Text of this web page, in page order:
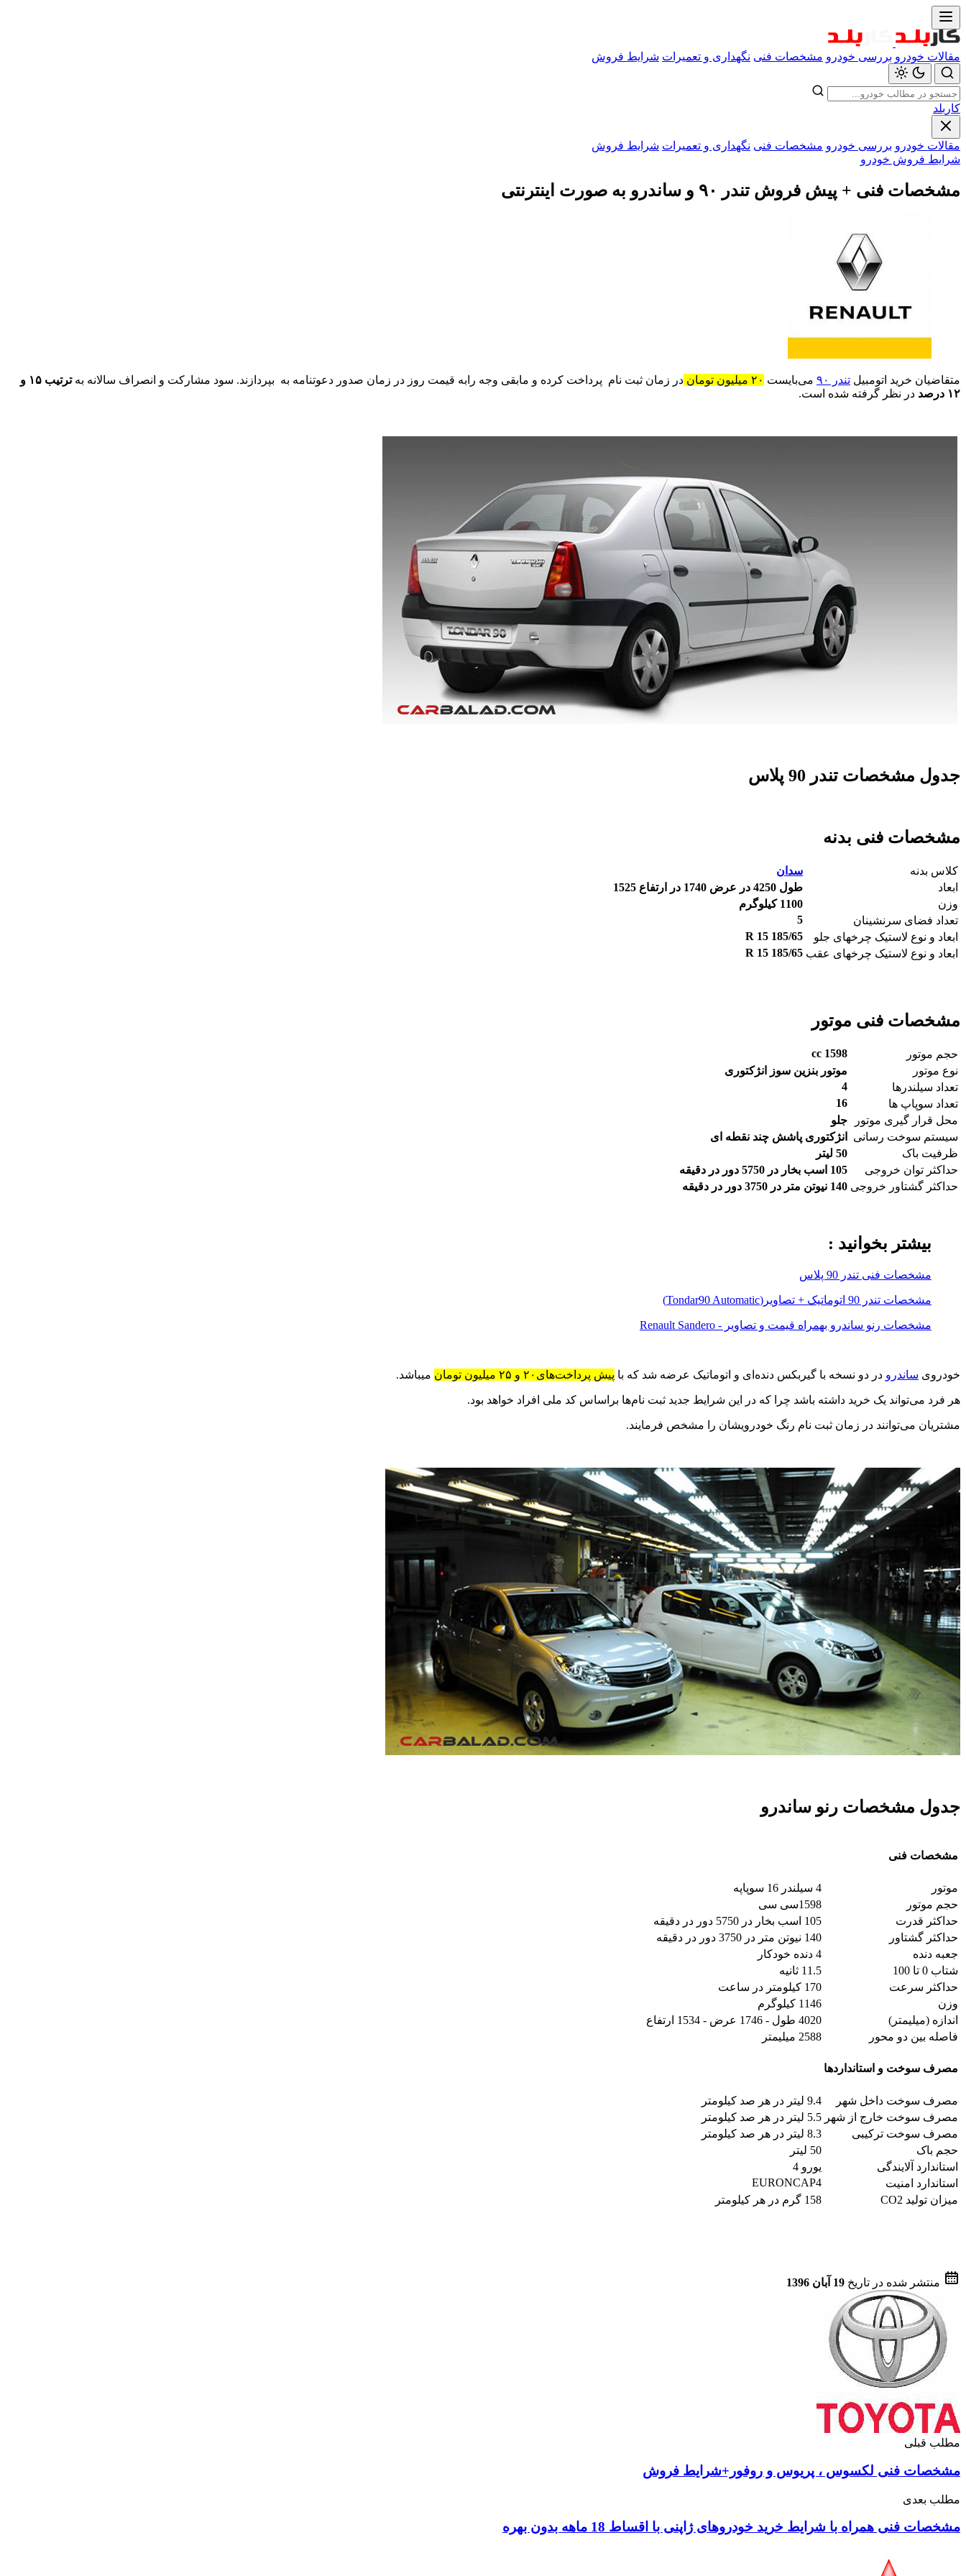
مقالات خودرو بررسی خودرو مشخصات فنی نگهداری و تعمیرات شرایط فروش
کاربلد
مقالات خودرو بررسی خودرو مشخصات فنی نگهداری و تعمیرات شرایط فروش
شرایط فروش خودرو
مشخصات فنی + پیش فروش تندر ۹۰ و ساندرو به صورت اینترنتی
متقاضیان خرید اتومبیل تندر ۹۰ می‌بایست ۲۰ میلیون تومان در زمان ثبت نام پرداخت کرده و مابقی وجه رابه قیمت روز در زمان صدور دعوتنامه به بپردازند. سود مشارکت و انصراف سالانه به
ترتیب ۱۵ و
۱۲ درصد
در نظر گرفته شده است.
جدول مشخصات تندر 90 پلاس
مشخصات فنی بدنه
کلاس بدنه
سدان
ابعاد
طول 4250 در عرض 1740 در ارتفاع 1525
وزن
1100 کیلوگرم
تعداد فضای سرنشینان
5
ابعاد و نوع لاستیک چرخهای جلو
185/65 R 15
ابعاد و نوع لاستیک چرخهای عقب 185/65 R 15
مشخصات فنی موتور
حجم موتور
1598 cc
نوع موتور
موتور بنزین سوز انژکتوری
تعداد سیلندرها
4
تعداد سوپاپ ها
16
محل قرار گیری موتور
جلو
سیستم سوخت رسانی
انژکتوری پاشش چند نقطه ای
ظرفیت باک
50 لیتر
حداکثر توان خروجی
105 اسب بخار در 5750 دور در دقیقه
حداکثر گشتاور خروجی 140 نيوتن متر در 3750 دور در دقيقه
بیشتر بخوانید :
مشخصات فنی تندر 90 پلاس
مشخصات تندر 90 اتوماتیک + تصاویر(Tondar90 Automatic)
مشخصات رنو ساندرو بهمراه قیمت و تصاویر - Renault Sandero
خودروی ساندرو در دو نسخه با گیربکس دنده‌ای و اتوماتیک عرضه شد که با پیش پرداخت‌های۲۰ و ۲۵ میلیون تومان میباشد.
هر فرد می‌تواند یک خرید داشته باشد چرا که در این شرایط جدید ثبت نام‌ها براساس کد ملی افراد خواهد بود.
مشتریان می‌توانند در زمان ثبت نام رنگ خودرویشان را مشخص فرمایند.
جدول مشخصات رنو ساندرو
مشخصات فنی
موتور
4 سیلندر 16 سوپاپه
حجم موتور
1598سی سی
حداکثر قدرت
105 اسب بخار در 5750 دور در دقیقه
حداکثر گشتاور
140 نیوتن متر در 3750 دور در دقیقه
جعبه دنده
4 دنده خودکار
شتاب 0 تا 100
11.5 ثانیه
حداکثر سرعت
170 کیلومتر در ساعت
وزن
1146 کیلوگرم
اندازه (میلیمتر)
4020 طول - 1746 عرض - 1534 ارتفاع
فاصله بین دو محور
2588 میلیمتر
مصرف سوخت و استانداردها
مصرف سوخت داخل شهر
9.4 لیتر در هر صد کیلومتر
مصرف سوخت خارج از شهر 5.5 لیتر در هر صد کیلومتر
مصرف سوخت ترکیبی
8.3 لیتر در هر صد کیلومتر
حجم باک
50 لیتر
استاندارد آلایندگی
یورو 4
استاندارد امنیت
EURONCAP4
میزان تولید CO2
158 گرم در هر کیلومتر
منتشر شده در تاریخ 19 آبان 1396
مطلب قبلی
مشخصات فنی لکسوس ، پریوس و روفور+شرایط فروش
مطلب بعدی
مشخصات فنی همراه با شرایط خرید خودروهای ژاپنی با اقساط 18 ماهه بدون بهره